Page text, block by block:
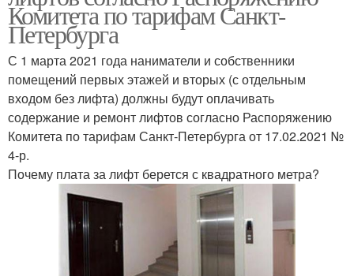
Комитета по тарифам Санкт-
Петербурга
С 1 марта 2021 года наниматели и собственники
помещений первых этажей и вторых (с отдельным
входом без лифта) должны будут оплачивать
содержание и ремонт лифтов согласно Распоряжению
Комитета по тарифам Санкт‑Петербурга от 17.02.2021 №
4-р.
Почему плата за лифт берется с квадратного метра?